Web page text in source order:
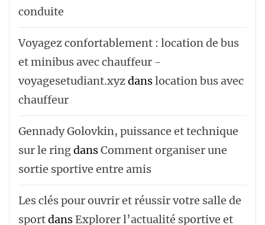
conduite
Voyagez confortablement : location de bus
et minibus avec chauffeur -
voyagesetudiant.xyzdanslocation bus avec
chauffeur ‌‌
Gennady Golovkin, puissance et technique
sur le ringdansComment organiser une
sortie sportive entre amis
Les clés pour ouvrir et réussir votre salle de
sportdansExplorer l’actualité sportive et